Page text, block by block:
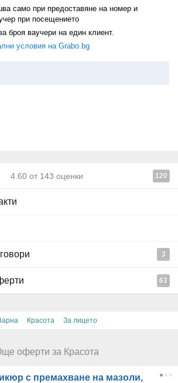
само при предоставяне на номер и
при посещението
броя ваучери на един клиент.
условия на Grabo.bg
4.60 от 143 оценки 120
3
63
· Красота · За лицето
оферти за Красота
с премахване на мазоли,